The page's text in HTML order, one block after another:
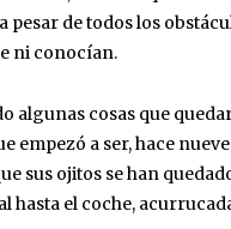
pesar de todos los
ni conocían.
algunas cosas que
empezó a ser, hace
sus ojitos se han
hasta el coche,